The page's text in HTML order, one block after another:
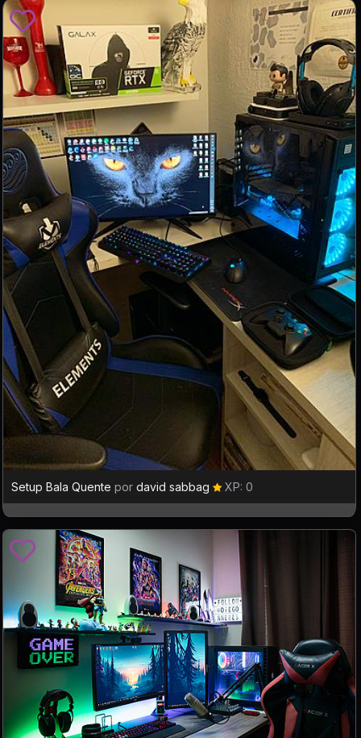
Setup Bala Quente por david sabbag XP: 0